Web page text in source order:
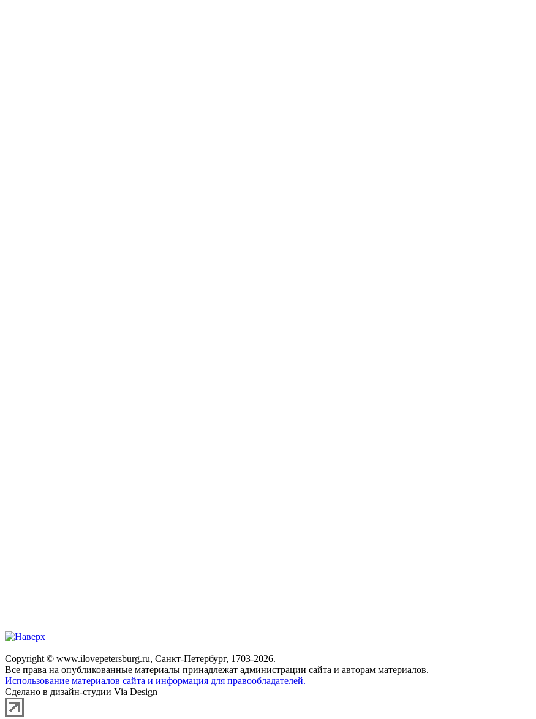
Copyright © www.ilovepetersburg.ru, Санкт-Петербург, 1703-2026.
Все права на опубликованные материалы принадлежат администрации сайта и авторам материалов.
Использование материалов сайта и информация для правообладателей.
Сделано в дизайн-студии Via Design